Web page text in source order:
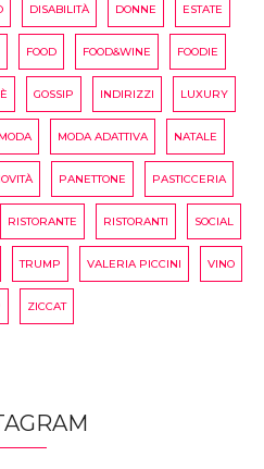
DISABILITÀ DONNE ESTATE
FOOD FOOD&WINE FOODIE
GOSSIP INDIRIZZI LUXURY
MODA MODA ADATTIVA NATALE
PANETTONE PASTICCERIA
RISTORANTE RISTORANTI SOCIAL
TRUMP VALERIA PICCINI VINO
ZICCAT